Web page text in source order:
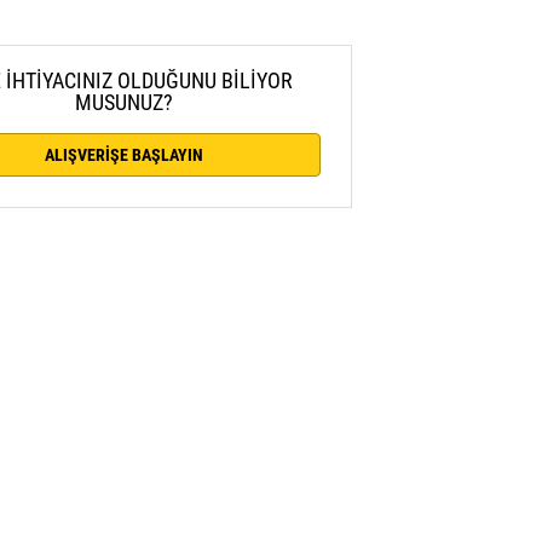
İHTİYACINIZ OLDUĞUNU BİLİYOR
MUSUNUZ?
ALIŞVERİŞE BAŞLAYIN